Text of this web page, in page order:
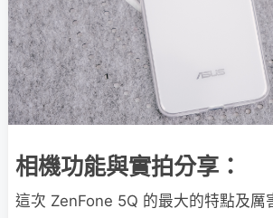
相機功能與實拍分享：
這次 ZenFone 5Q 的最大的特點及厲